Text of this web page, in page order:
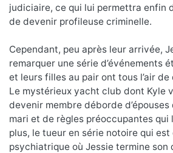
judiciaire, ce qui lui permettra enfin
de devenir profileuse criminelle.
Cependant, peu après leur arrivée,
remarquer une série d’événements
et leurs filles au pair ont tous l’air
Le mystérieux yacht club dont Kyle
devenir membre déborde
mari et de règles préoccupantes qui
plus, le tueur en série notoire qui est
psychiatrique où Jessie termine son